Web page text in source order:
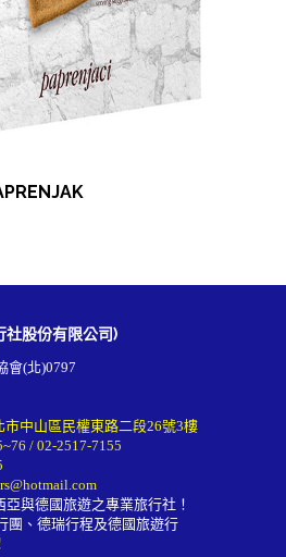
社股份有限公司)
會(北)0797
中山區民權東路二段26號3樓
/ 02-2517-7155
與德國旅遊之專業旅行社！
團 、德瑞行程及德國旅遊行